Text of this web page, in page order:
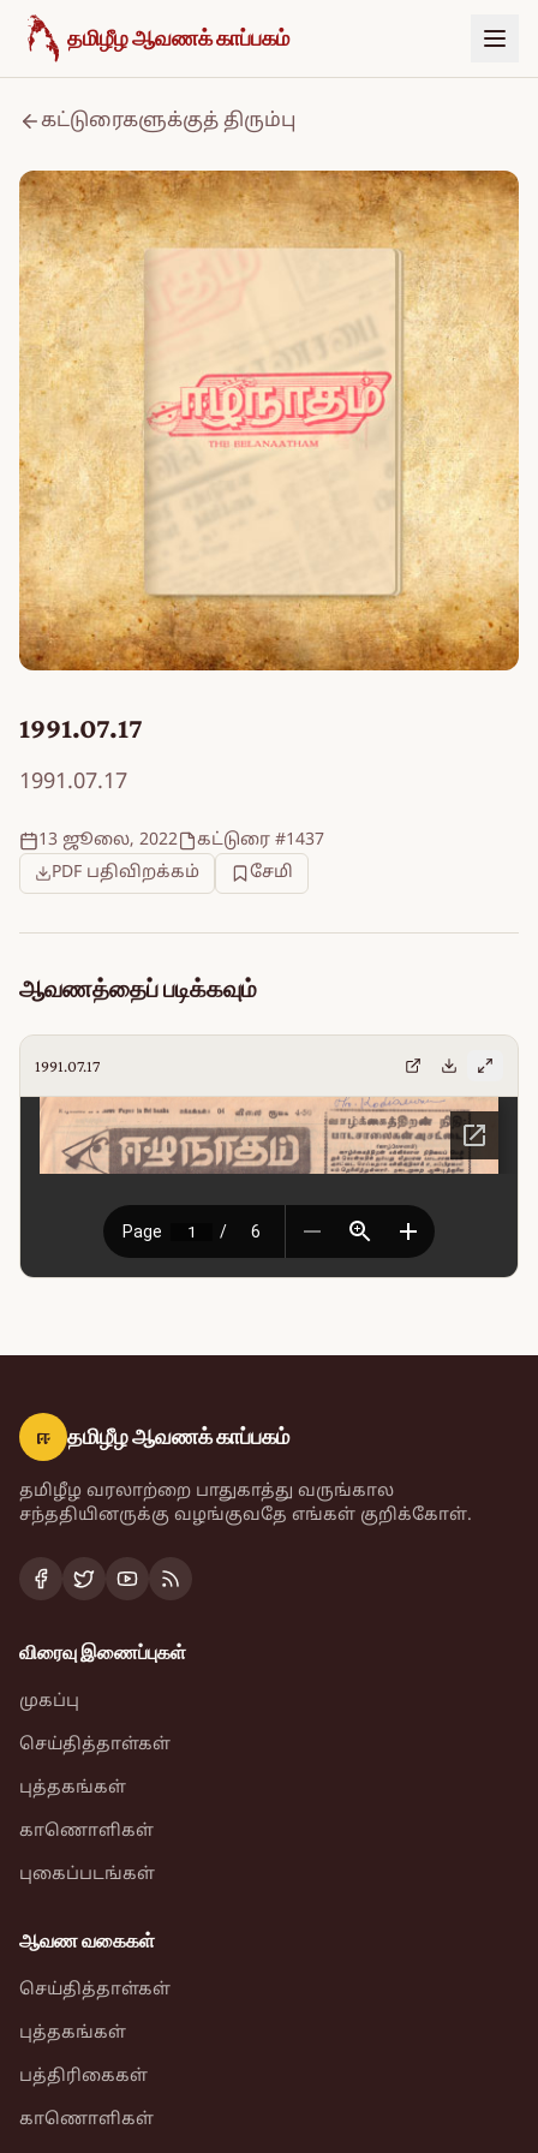
உள்ளடக்கத்திற்குச் செல்க
தமிழீழ ஆவணக் காப்பகம்
கட்டுரைகளுக்குத் திரும்பு
1991.07.17
1991.07.17
13 ஜூலை, 2022
கட்டுரை #1437
PDF பதிவிறக்கம்
சேமி
ஆவணத்தைப் படிக்கவும்
1991.07.17
ஈ தமிழீழ ஆவணக் காப்பகம்
தமிழீழ வரலாற்றை பாதுகாத்து வருங்கால
சந்ததியினருக்கு வழங்குவதே எங்கள் குறிக்கோள்.
விரைவு இணைப்புகள்
முகப்பு
செய்தித்தாள்கள்
புத்தகங்கள்
காணொளிகள்
புகைப்படங்கள்
ஆவண வகைகள்
செய்தித்தாள்கள்
புத்தகங்கள்
பத்திரிகைகள்
காணொளிகள்